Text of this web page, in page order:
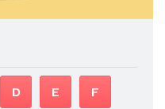
D E F